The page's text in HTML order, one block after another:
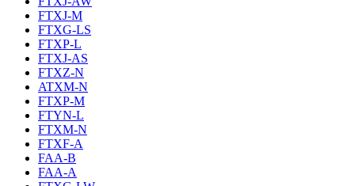
FTXJ-M
FTXG-LS
FTXP-L
FTXJ-AS
FTXZ-N
ATXM-N
FTXP-M
FTYN-L
FTXM-N
FTXF-A
FAA-B
FAA-A